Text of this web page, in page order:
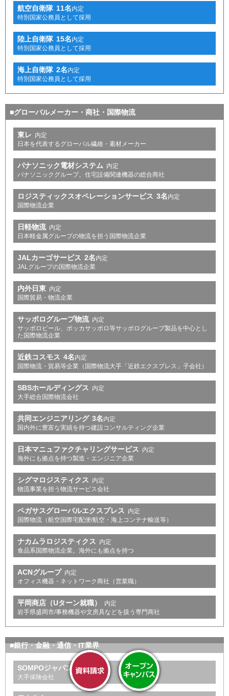
航空自衛隊 11名内定
特別国家公務員として採用
陸上自衛隊 15名内定
特別国家公務員として採用
海上自衛隊 2名内定
特別国家公務員として採用
■グローバルメーカー・商社・国際物流
東レ 内定
日本を代表するグローバル繊維・素材メーカー
パナソニック電材システム 内定
パナソニックグループ。住宅設備関連機器の総合商社
ロジスティックスオペレーションサービス 3名内定
国際物流企業
日軽物流 内定
日本軽金属グループの物流を担う国際物流企業
JALカーゴサービス 2名内定
JALグループの国際物流企業
内外日東 内定
国際貿易・物流企業
サッポログループ物流 内定
サッポロビール、ポッカサッポロ等サッポログループ製品を中心とし
た国際物流企業
近鉄コスモス 4名内定
国際物流・貿易等企業（国際物流大手「近鉄エクスプレス」子会社）
SBSホールディングス 内定
大手総合国際物流会社
共同エンジニアリング 3名内定
国内外に豊富な実績を持つ建設コンサルティング企業
日本マニュファクチャリングサービス 内定
海外にも拠点を持つ製造・エンジニア企業
シグマロジスティクス 内定
物流事業を担う物流サービス会社
ペガサスグローバルエクスプレス 内定
国際物流（航空国際宅配便/航空・海上コンテナ輸送等）
ナカムラロジスティクス 内定
食品系国際物流企業。海外にも拠点を持つ
ACNグループ 内定
オフィス機器・ネットワーク商社（営業職）
平岡商店（Uターン就職）
内定
岩手県盛岡市/事務機器や文房具などを扱う専門商社
■銀行・金融・通信・IT業界
SOMPOジャパン 内定
大手保険会社